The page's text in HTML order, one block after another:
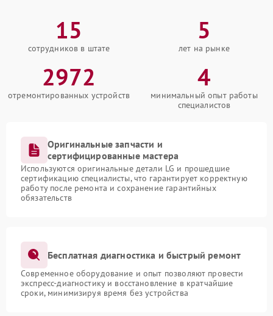
15
сотрудников в штате
5
лет на рынке
2972
отремонтированных устройств
4
минимальный опыт работы
специалистов
Оригинальные запчасти и
сертифицированные мастера
Используются оригинальные детали LG и прошедшие
сертификацию специалисты, что гарантирует корректную
работу после ремонта и сохранение гарантийных
обязательств
Бесплатная диагностика и быстрый ремонт
Современное оборудование и опыт позволяют провести
экспресс-диагностику и восстановление в кратчайшие
сроки, минимизируя время без устройства